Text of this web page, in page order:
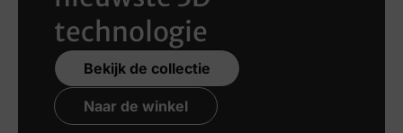
technologie
Bekijk de collectie
Naar de winkel